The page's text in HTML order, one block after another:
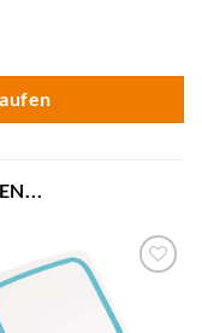
Merkzettel
hinzufügen